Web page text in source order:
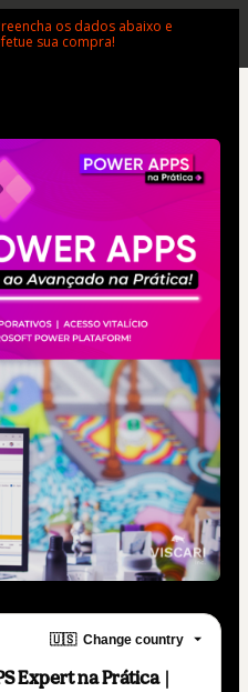
os dados abaixo e
sua compra!
🇺🇸 Change country
Expert na Prática |